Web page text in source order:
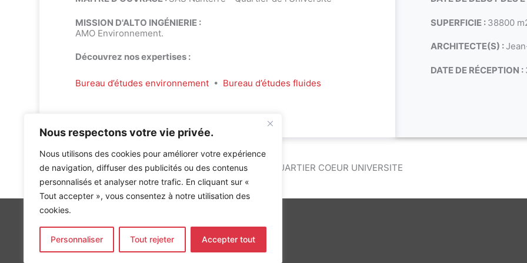
Nous respectons votre vie privée.
Nous utilisons des cookies pour améliorer votre expérience
de navigation, diffuser des publicités ou des contenus
personnalisés et analyser notre trafic. En cliquant sur «
Tout accepter », vous consentez à notre utilisation des
cookies.
Personnaliser Tout rejeter Accepter tout
SUPERFICIE : 38800
ARCHITECTE(S) :
DATE DE RÉCEPTION :
MISSION D'ALTO INGÉNIERIE :
AMO Environnement.
Découvrez nos expertises :
Bureau d’études environnement• Bureau d’études fluides
Accueil»Références»LOGEMENTS ZAC DE NANTERRE – QUARTIER COEUR UNIVERSITE